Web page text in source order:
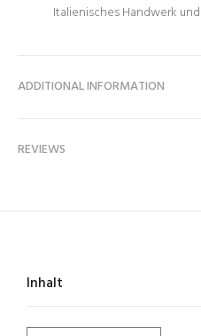
Italienisches Handwerk
ADDITIONAL INFORMATION
REVIEWS
Inhalt